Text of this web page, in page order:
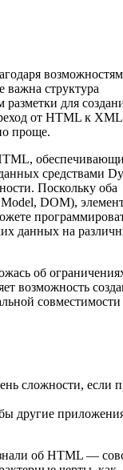
возможностям
важна структура
для
от HTML к XML
проще.
средствами
Поскольку оба
DOM),
данных на
об
возможность
совместимости
сложности, если
другие
знали об HTML —